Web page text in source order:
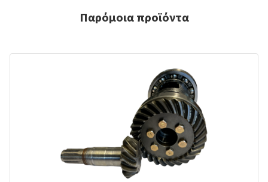
Παρόμοια προϊόντα